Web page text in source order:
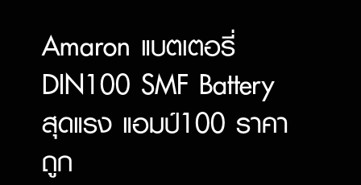
Amaron แบตเตอรี่
DIN100 SMF Battery
สุดแรง แอมป์100 ราคา
ถูก